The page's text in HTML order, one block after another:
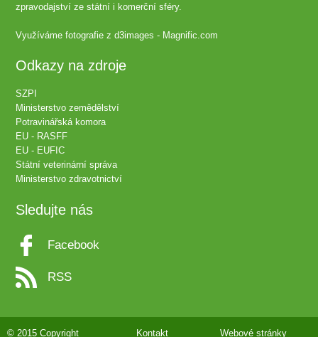
zpravodajství ze státní i komerční sféry.
Využíváme fotografie zd3images - Magnific.com
Odkazy na zdroje
SZPI
Ministerstvo zemědělství
Potravinářská komora
EU - RASFF
EU - EUFIC
Státní veterinární správa
Ministerstvo zdravotnictví
Sledujte nás
Facebook
RSS
© 2015 Copyright Kontakt Webové stránky